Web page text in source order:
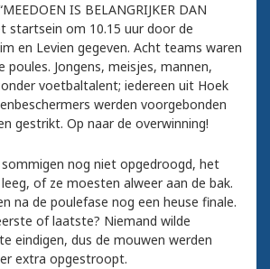
IS BELANGRIJKER DAN
startsein om 10.15 uur door de
en Levien gegeven. Acht teams waren
poules. Jongens, meisjes, mannen,
voetbaltalent; iedereen uit Hoek
werden voorgebonden
gestrikt. Op naar de overwinning!
nog niet opgedroogd, het
of ze moesten alweer aan de bak.
na de poulefase nog een heuse finale.
of laatste? Niemand wilde
eindigen, dus de mouwen werden
extra opgestroopt.